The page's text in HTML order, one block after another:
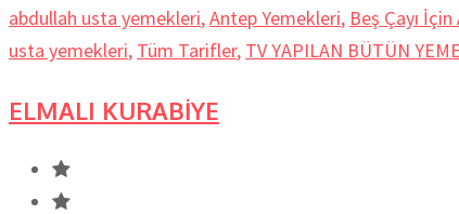
abdullah usta yemekleri,Antep Yemekleri, Beş Çayı
usta yemekleri, Tüm Tarifler, TV YAPILAN BÜTÜN
ELMALI KURABİYE